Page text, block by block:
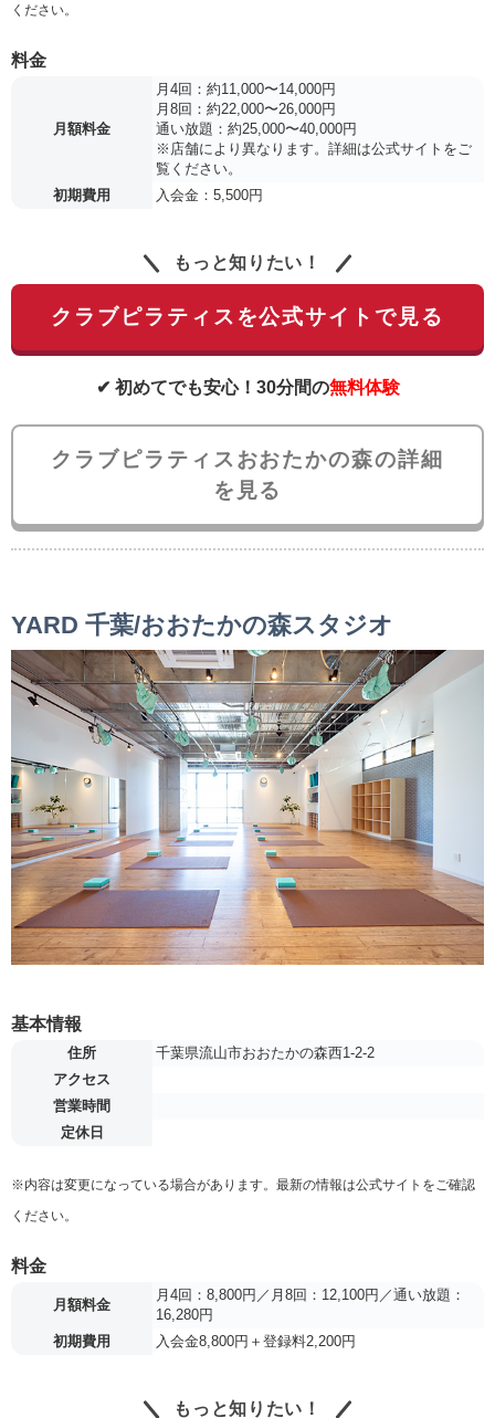
ください。
料金
月額料金
月4回：約11,000〜14,000円
月8回：約22,000〜26,000円
通い放題：約25,000〜40,000円
※店舗により異なります。詳細は公式サイトをご
覧ください。
初期費用
入会金：5,500円
もっと知りたい！
クラブピラティスを公式サイトで見る
✔ 初めてでも安心！30分間の無料体験
クラブピラティスおおたかの森の詳細
を見る
YARD 千葉/おおたかの森スタジオ
基本情報
住所
千葉県流山市おおたかの森西1-2-2
アクセス
営業時間
定休日
※内容は変更になっている場合があります。最新の情報は公式サイトをご確認
ください。
料金
月額料金
月4回：8,800円／月8回：12,100円／通い放題：
16,280円
初期費用
入会金8,800円＋登録料2,200円
もっと知りたい！